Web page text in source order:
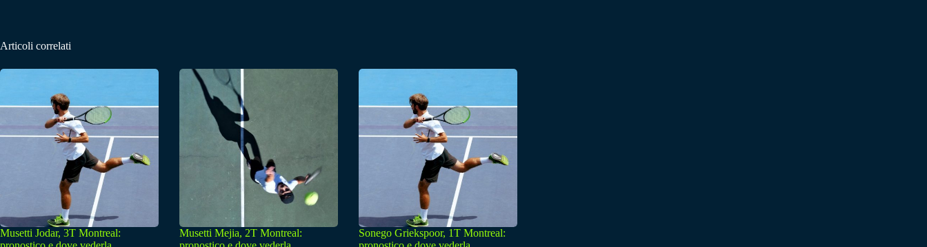
Articoli correlati
Musetti Jodar, 3T Montreal:
Musetti Mejia, 2T Montreal:
Sonego Griekspoor, 1T Montreal: